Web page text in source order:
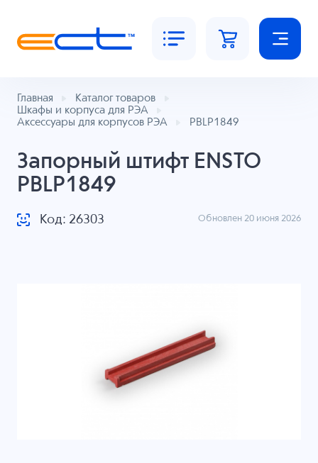
Главная
Каталог товаров
Шкафы и корпуса для РЭА
Аксессуары для корпусов РЭА
PBLP1849
Запорный штифт ENSTO
PBLP1849
Код: 26303 Обновлен 20 июня 2026